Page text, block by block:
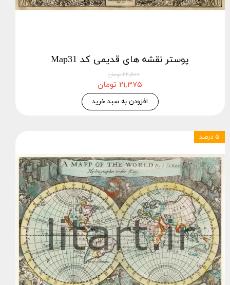
پوستر نقشه های قدیمی کد Map31
۲۲,۵۰۰ تومان
۲۱,۳۷۵ تومان
افزودن به سبد خرید
۵ درصد